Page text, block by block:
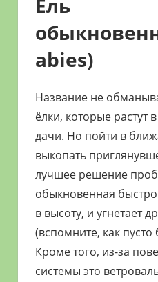
Ель
abies)
Название не
ёлки, которые растут
дачи. Но пойти в
выкопать
лучшее решение
обыкновенная быстро
в высоту, и угнетает
(вспомните, как пусто
Кроме того, из-за
системы это